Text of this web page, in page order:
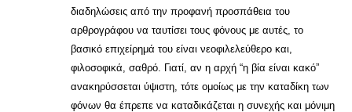
διαδηλώσεις από την προφανή προσπάθεια του
αρθρογράφου να ταυτίσει τους φόνους με αυτές, το
βασικό επιχείρημά του είναι νεοφιλελεύθερο και,
φιλοσοφικά, σαθρό. Γιατί, αν η αρχή “η βία είναι κακό”
ανακηρύσσεται ύψιστη, τότε ομοίως με την καταδίκη των
φόνων θα έπρεπε να καταδικάζεται η συνεχής και μόνιμη